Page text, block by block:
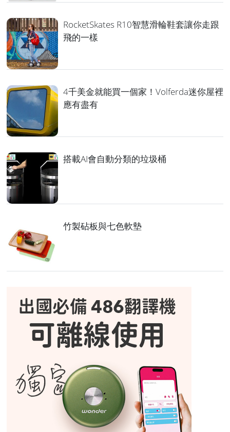
RocketSkates R10智慧滑輪鞋套讓你走跟
飛的一樣
4千美金就能買一個家！Volferda迷你屋裡
應有盡有
搭載AI會自動分類的垃圾桶
竹製砧板與七色軟墊